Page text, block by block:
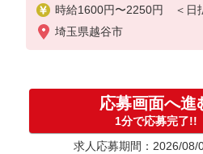
時給1600円〜2250円 ＜日
全支給(ガソリン代含む)＞
埼玉県越谷市
応募画面へ進
1分で応募完了!!
求人応募期間：2026/08/